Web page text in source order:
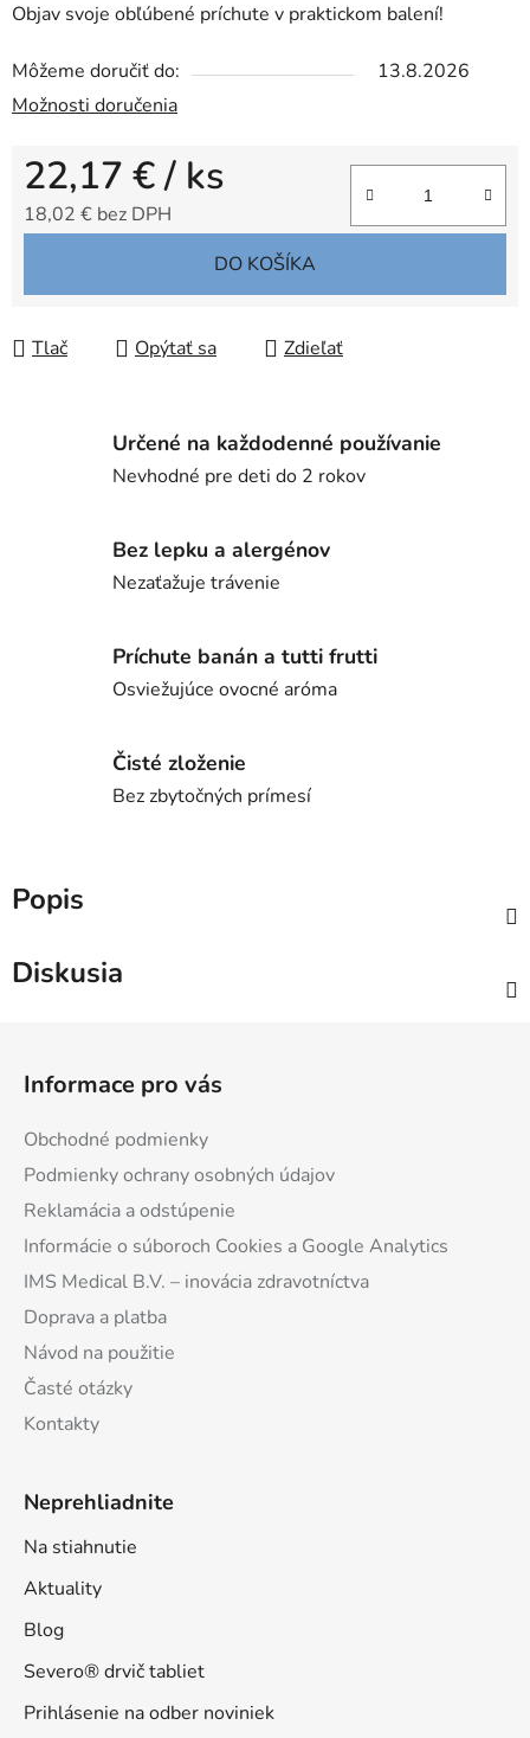
Objav svoje obľúbené príchute v praktickom balení!
Môžeme doručiť do:
13.8.2026
Možnosti doručenia
22,17 €/ ks
18,02 € bez DPH
DO KOŠÍKA
Tlač Opýtať sa Zdieľať
Určené na každodenné používanie
Nevhodné pre deti do 2 rokov
Bez lepku a alergénov
Nezaťažuje trávenie
Príchute banán a tutti frutti
Osviežujúce ovocné aróma
Čisté zloženie
Bez zbytočných prímesí
Popis
Diskusia
Informace pro vás
Obchodné podmienky
Podmienky ochrany osobných údajov
Reklamácia a odstúpenie
Informácie o súboroch Cookies a Google Analytics
IMS Medical B.V. – inovácia zdravotníctva
Doprava a platba
Návod na použitie
Časté otázky
Kontakty
Neprehliadnite
Na stiahnutie
Aktuality
Blog
Severo® drvič tabliet
Prihlásenie na odber noviniek